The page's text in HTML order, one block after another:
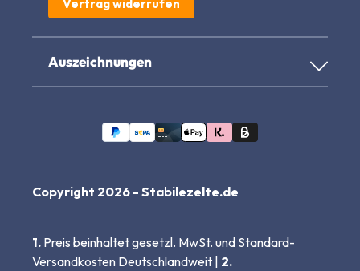
Vertrag widerrufen
Auszeichnungen
Copyright 2026 - Stabilezelte.de
1. Preis beinhaltet gesetzl. MwSt. und Standard-
Versandkosten Deutschlandweit | 2.